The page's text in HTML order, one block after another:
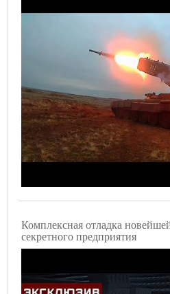
Комплексная отладка
секретного предприятия